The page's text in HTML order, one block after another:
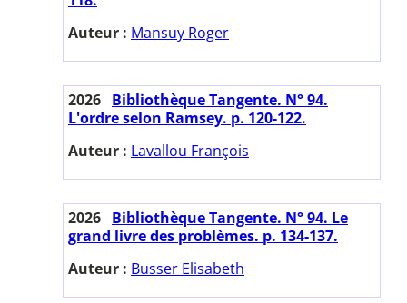
Auteur : Mansuy Roger
2026 Bibliothèque Tangente. N° 94.
L'ordre selon Ramsey. p. 120-122.
Auteur : Lavallou François
2026 Bibliothèque Tangente. N° 94. Le
grand livre des problèmes. p. 134-137.
Auteur : Busser Elisabeth